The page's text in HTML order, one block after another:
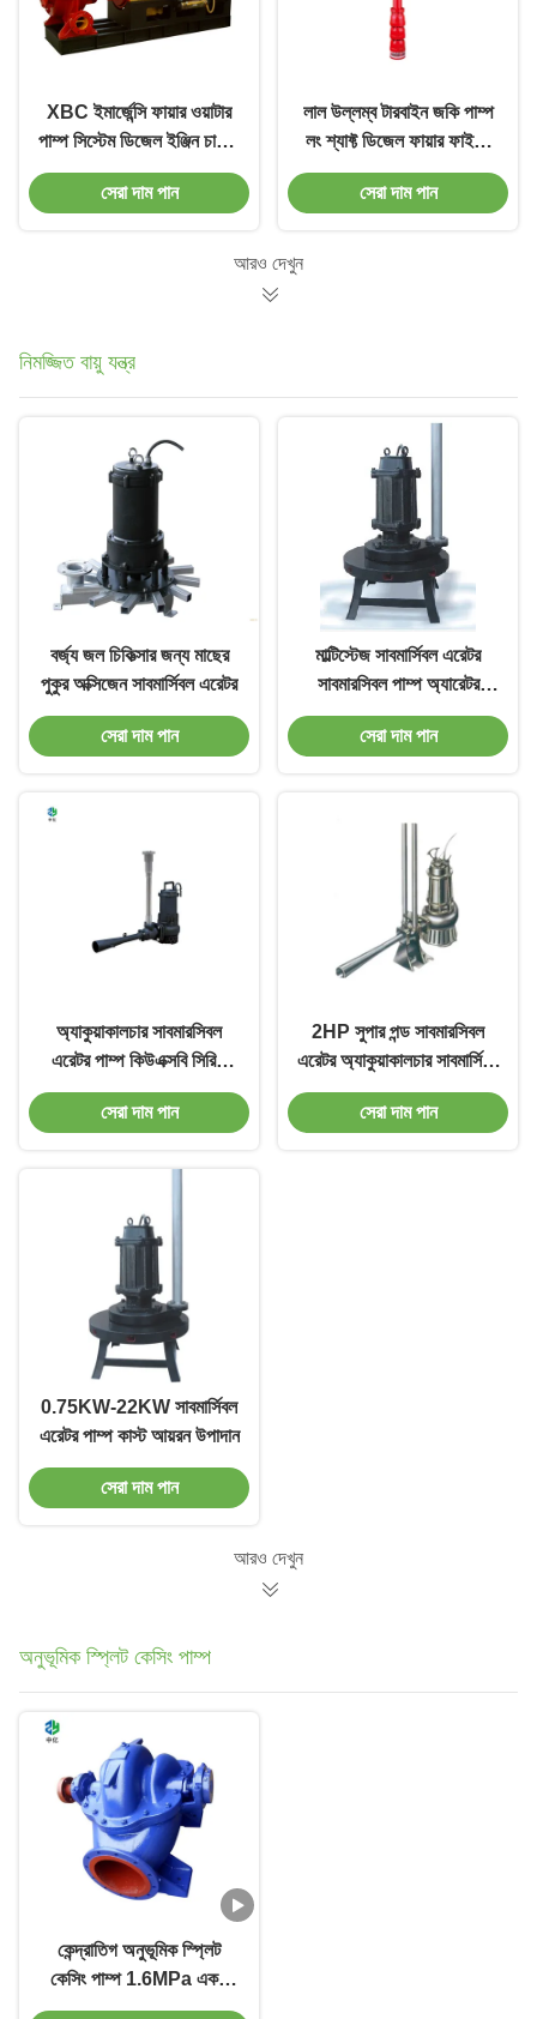
XBC ইমার্জেন্সি ফায়ার ওয়াটার
পাম্প সিস্টেম ডিজেল ইঞ্জিন চালিত
ফায়ার পাম্প
সেরা দাম পান
লাল উল্লম্ব টারবাইন জকি পাম্প
লং শ্যাফ্ট ডিজেল ফায়ার ফাইটিং
পাম্প
সেরা দাম পান
আরও দেখুন
নিমজ্জিত বায়ু যন্ত্র
বর্জ্য জল চিকিত্সার জন্য মাছের
পুকুর অক্সিজেন সাবমার্সিবল এরেটর
সেরা দাম পান
মাল্টিস্টেজ সাবমার্সিবল এরেটর
সাবমারসিবল পাম্প অ্যারেটর
ট্যাঙ্কের জন্য
সেরা দাম পান
অ্যাকুয়াকালচার সাবমারসিবল
এরেটর পাম্প কিউএক্সবি সিরিজ
সাবমারসিবল জেট অ্যারেটর
সেরা দাম পান
2HP সুপার পন্ড সাবমারসিবল
এরেটর অ্যাকুয়াকালচার সাবমার্সিবল
জেট এরেটর পাম্প
সেরা দাম পান
0.75KW-22KW সাবমার্সিবল
এরেটর পাম্প কাস্ট আয়রন উপাদান
সেরা দাম পান
আরও দেখুন
অনুভূমিক স্প্লিট কেসিং পাম্প
কেন্দ্রাতিগ অনুভূমিক স্প্লিট
কেসিং পাম্প 1.6MPa একক
পর্যায় 2-4000m3/H